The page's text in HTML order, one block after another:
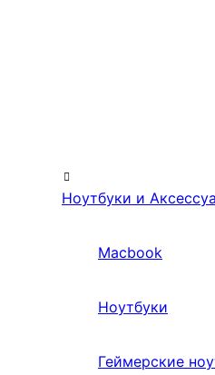
Ноутбуки и
Macbook
Ноутбуки
Геймерские